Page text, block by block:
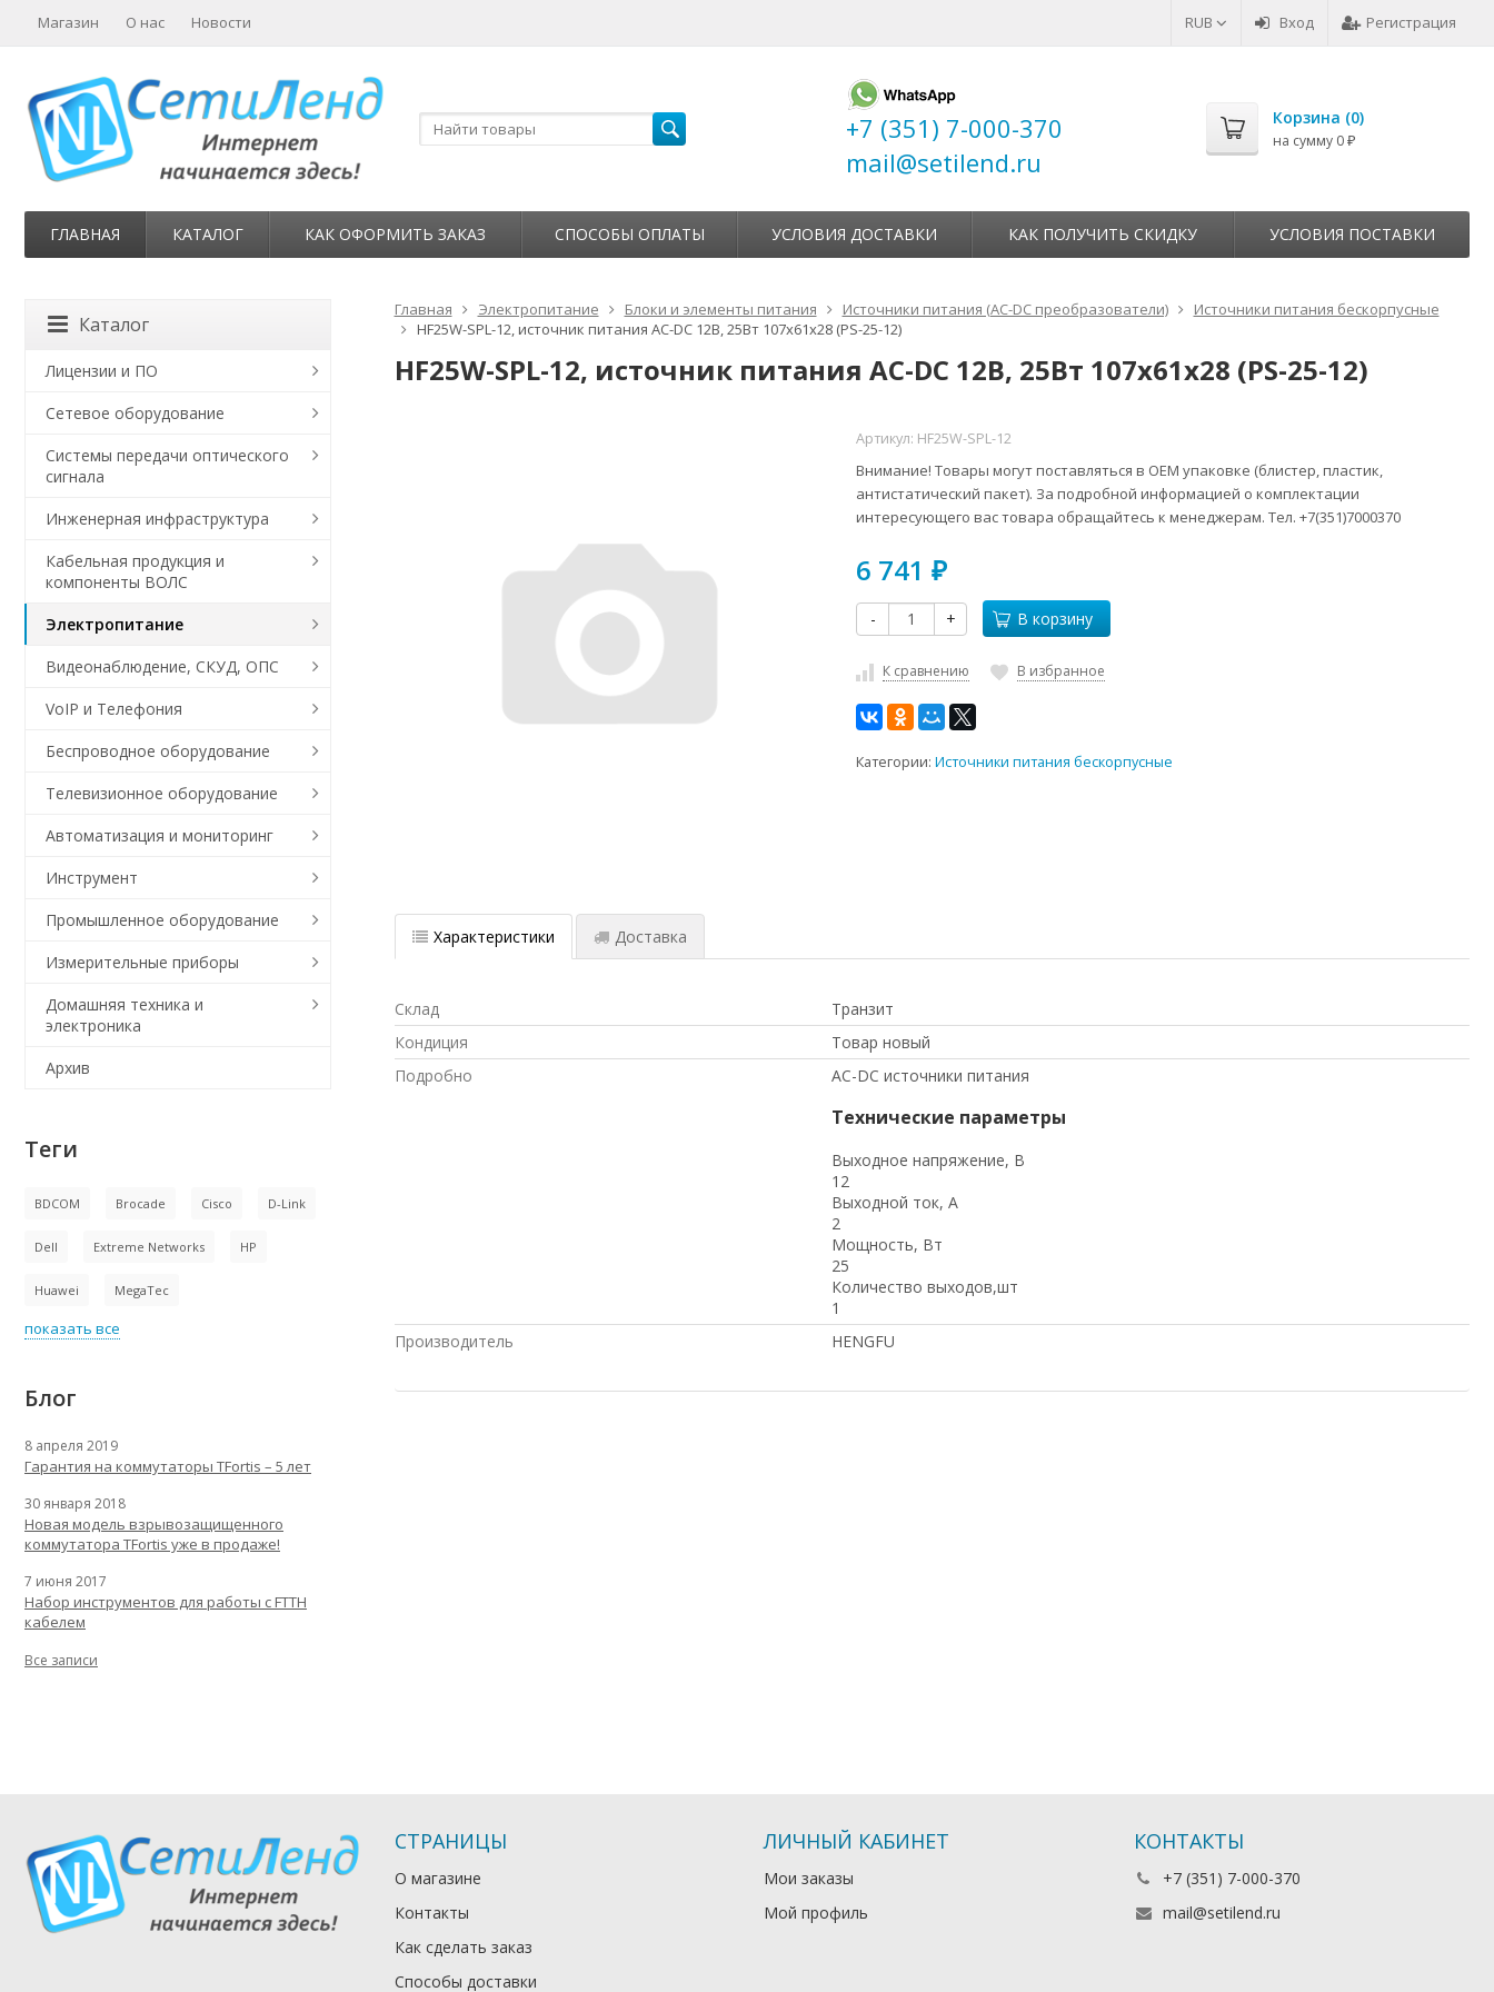
RUB Вход Регистрация
Магазин О нас Новости
+7 (351) 7-000-370
mail@setilend.ru
Корзина (0)
на сумму 0 ₽
ГЛАВНАЯ КАТАЛОГ КАК ОФОРМИТЬ ЗАКАЗ СПОСОБЫ ОПЛАТЫ УСЛОВИЯ ДОСТАВКИ КАК ПОЛУЧИТЬ СКИДКУ УСЛОВИЯ ПОСТАВКИ
Главная Электропитание Блоки и элементы питания Источники питания (AC-DC преобразователи)
Источники питания бескорпусные
HF25W-SPL-12, источник питания AC-DC 12B, 25Вт 107х61х28 (PS-25-12)
HF25W-SPL-12, источник питания AC-DC 12B, 25Вт 107х61х28 (PS-25-12)
Артикул: HF25W-SPL-12
Внимание! Товары могут поставляться в ОЕМ упаковке (блистер, пластик,
антистатический пакет). За подробной информацией о комплектации
интересующего вас товара обращайтесь к менеджерам. Тел. +7(351)7000370
6 741₽
- + В корзину
К сравнению В избранное
Категории:Источники питания бескорпусные
Характеристики Доставка
Склад
Транзит
Кондиция
Товар новый
Подробно
AC-DC источники питания
Технические параметры
Выходное напряжение, В
12
Выходной ток, А
2
Мощность, Вт
25
Количество выходов,шт
1
Производитель
HENGFU
Каталог
Лицензии и ПО
Сетевое оборудование
Системы передачи оптического
сигнала
Инженерная инфраструктура
Кабельная продукция и
компоненты ВОЛС
Электропитание
Видеонаблюдение, СКУД, ОПС
VoIP и Телефония
Беспроводное оборудование
Телевизионное оборудование
Автоматизация и мониторинг
Инструмент
Промышленное оборудование
Измерительные приборы
Домашняя техника и
электроника
Архив
Теги
BDCOM Brocade Cisco D-Link
Dell Extreme Networks HP
Huawei MegaTec
показать все
Блог
8 апреля 2019
Гарантия на коммутаторы TFortis – 5 лет
30 января 2018
Новая модель взрывозащищенного
коммутатора TFortis уже в продаже!
7 июня 2017
Набор инструментов для работы с FTTH
кабелем
Все записи
СТРАНИЦЫ
О магазине
Контакты
Как сделать заказ
Способы доставки
ЛИЧНЫЙ КАБИНЕТ
Мои заказы
Мой профиль
КОНТАКТЫ
+7 (351) 7-000-370
mail@setilend.ru